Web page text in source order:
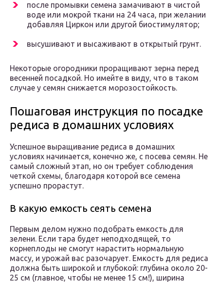
после промывки семена замачивают в чистой
воде или мокрой ткани на 24 часа, при желании
добавляя Циркон или другой биостимулятор;
высушивают и высаживают в открытый грунт.
Некоторые огородники проращивают зерна перед
весенней посадкой. Но имейте в виду, что в таком
случае у семян снижается морозостойкость.
Пошаговая инструкция по посадке
редиса в домашних условиях
Успешное выращивание редиса в домашних
условиях начинается, конечно же, с посева семян. Не
самый сложный этап, но он требует соблюдения
четкой схемы, благодаря которой все семена
успешно прорастут.
В какую емкость сеять семена
Первым делом нужно подобрать емкость для
зелени. Если тара будет неподходящей, то
корнеплоды не смогут нарастить нормальную
массу, и урожай вас разочарует. Емкость для редиса
должна быть широкой и глубокой: глубина около 20-
25 см (главное, чтобы не менее 15 см!), ширина